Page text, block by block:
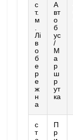
с
т.
м
Лі
в
о
б
е
р
е
ж
н
а
А
вт
о
б
ус
/
М
а
р
ш
р
ут
ка
с
т
П
р